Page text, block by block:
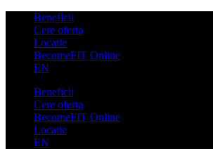
Beneficii
Cere oferta
Locatie
BecomeFIT Online
EN
Beneficii
Cere oferta
BecomeFIT Online
Locatie
EN